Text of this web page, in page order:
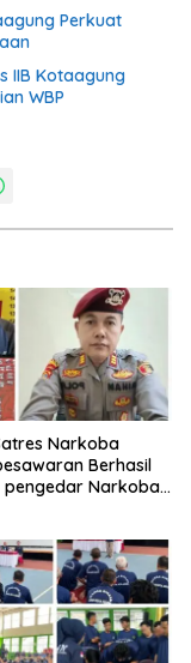
Perkuat
IIB Kotaagung
WBP
Narkoba
Berhasil
pengedar Narkoba